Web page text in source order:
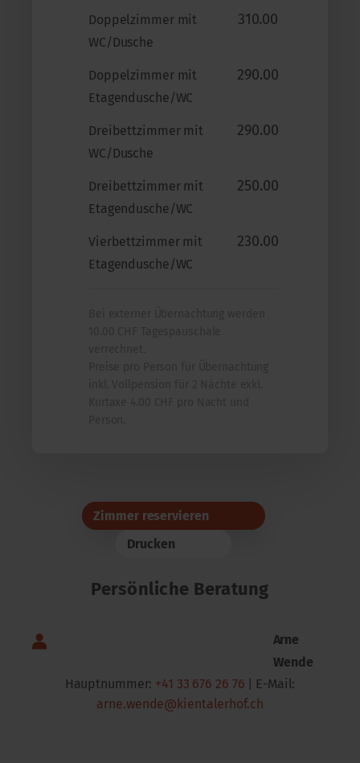
Doppelzimmer mit
WC/Dusche
310.00
Doppelzimmer mit
Etagendusche/WC
290.00
Dreibettzimmer mit
WC/Dusche
290.00
Dreibettzimmer mit
Etagendusche/WC
250.00
Vierbettzimmer mit
Etagendusche/WC
230.00
Zimmer reservieren
Drucken
Persönliche Beratung
Arne
Wende
Hauptnummer: +41 33 676 26 76 | E-Mail:
arne.wende@kientalerhof.ch